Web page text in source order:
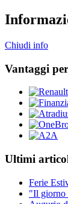
Chiudi info
Vantaggi
Ultimi
Ferie
"Il giorno